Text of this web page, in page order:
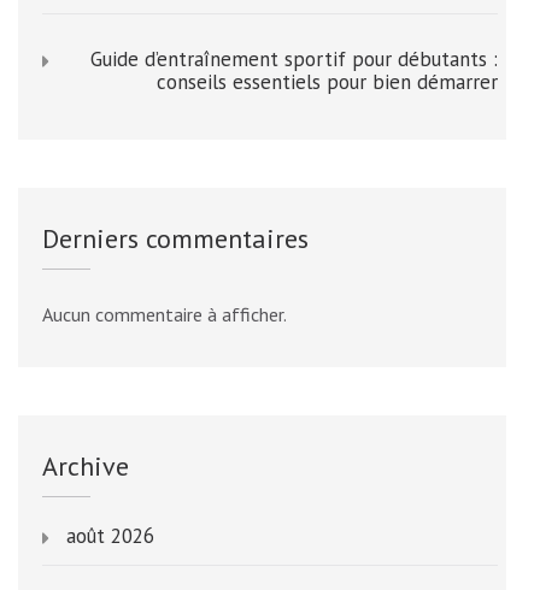
Guide d’entraînement sportif pour débutants :
conseils essentiels pour bien démarrer
Derniers commentaires
Aucun commentaire à afficher.
Archive
août 2026